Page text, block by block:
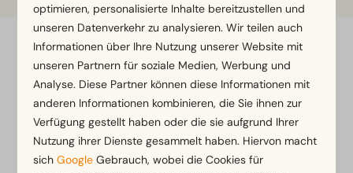
Flexibel buchen mit Flexibilitätsgarantie*
Kostenlose Stornierung innerhalb von 14 Tagen
nach der Buchung*
Zahlung in Raten oder später möglich*
*Unsere Buchungsbedingungen anzeigen
optimieren, personalisierte Inhalte bereitzustellen und
unseren Datenverkehr zu analysieren. Wir teilen auch
Informationen über Ihre Nutzung unserer Website mit
unseren Partnern für soziale Medien, Werbung und
Analyse. Diese Partner können diese Informationen mit
anderen Informationen kombinieren, die Sie ihnen zur
Verfügung gestellt haben oder die sie aufgrund Ihrer
Nutzung ihrer Dienste gesammelt haben. Hiervon macht
sichGoogle Gebrauch, wobei die Cookies für